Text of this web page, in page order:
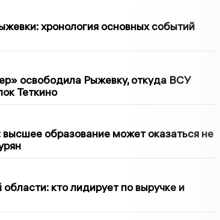
хронология основных событий
освободила Рыжевку, откуда ВСУ
Теткино
высшее образование может оказаться не
кто лидирует по выручке и